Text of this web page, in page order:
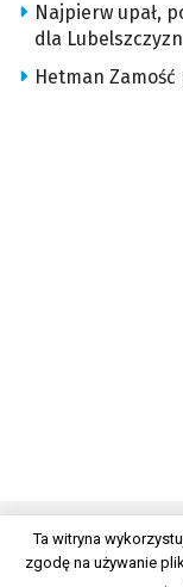
Najpierw upał,
dla
Hetman
Ta witryna
zgodę na używanie